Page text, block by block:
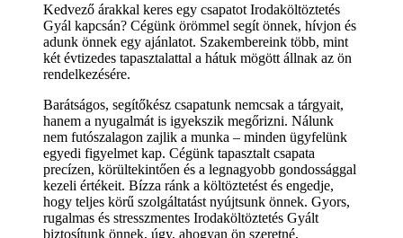
Kedvező árakkal keres egy csapatot Irodaköltöztetés
Gyál kapcsán? Cégünk örömmel segít önnek, hívjon és
adunk önnek egy ajánlatot. Szakembereink több, mint
két évtizedes tapasztalattal a hátuk mögött állnak az ön
rendelkezésére.
Barátságos, segítőkész csapatunk nemcsak a tárgyait,
hanem a nyugalmát is igyekszik megőrizni. Nálunk
nem futószalagon zajlik a munka – minden ügyfelünk
egyedi figyelmet kap. Cégünk tapasztalt csapata
precízen, körültekintően és a legnagyobb gondossággal
kezeli értékeit. Bízza ránk a költöztetést és engedje,
hogy teljes körű szolgáltatást nyújtsunk önnek. Gyors,
rugalmas és stresszmentes Irodaköltöztetés Gyált
biztosítunk önnek, úgy, ahogyan ön szeretné,